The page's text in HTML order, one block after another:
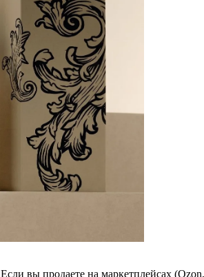
Если вы продаете на маркетплейсах